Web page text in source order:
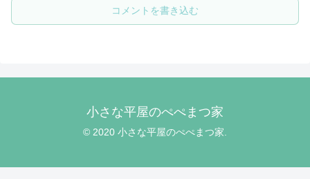
コメントを書き込む
小さな平屋のぺぺまつ家
© 2020 小さな平屋のぺぺまつ家.